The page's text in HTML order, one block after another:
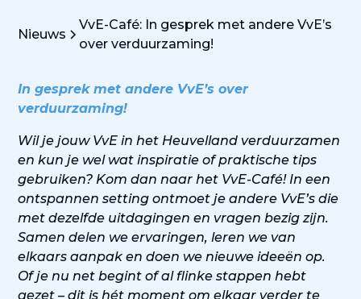
Nieuws
VvE-Café: In gesprek met andere VvE’s
over verduurzaming!
In gesprek met andere VvE’s over
verduurzaming!
Wil je jouw VvE in het Heuvelland verduurzamen
en kun je wel wat inspiratie of praktische tips
gebruiken? Kom dan naar het VvE-Café! In een
ontspannen setting ontmoet je andere VvE’s die
met dezelfde uitdagingen en vragen bezig zijn.
Samen delen we ervaringen, leren we van
elkaars aanpak en doen we nieuwe ideeën op.
Of je nu net begint of al flinke stappen hebt
gezet – dit is hét moment om elkaar verder te